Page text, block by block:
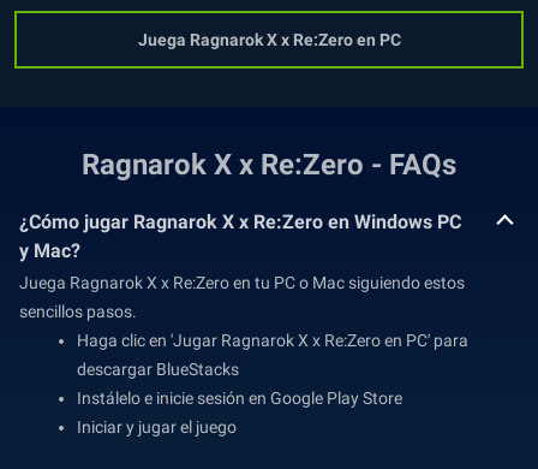
Juega Ragnarok X x Re:Zero en PC
Ragnarok X x Re:Zero - FAQs
¿Cómo jugar Ragnarok X x Re:Zero en Windows PC
y Mac?
Juega Ragnarok X x Re:Zero en tu PC o Mac siguiendo estos
sencillos pasos.
Haga clic en 'Jugar Ragnarok X x Re:Zero en PC' para
descargar BlueStacks
Instálelo e inicie sesión en Google Play Store
Iniciar y jugar el juego